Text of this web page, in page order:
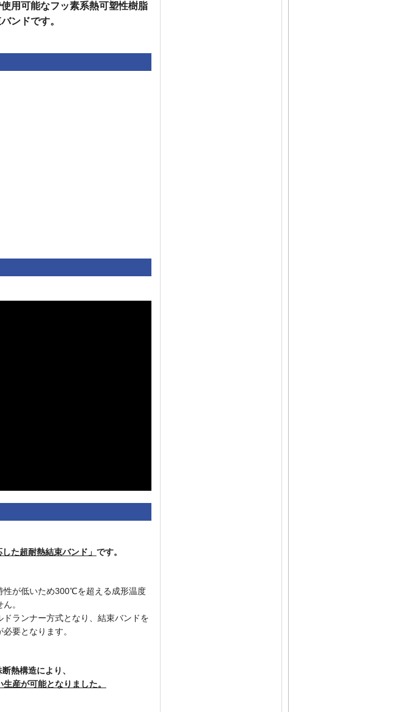
用可能なフッ素系熱可塑性樹脂
ンドです。
した超耐熱結束バンド」 です。
性が低いため300℃を超える成形温度
。
ランナー方式となり、結束バンドを
要となります。
熱構造により、
産が可能となりました。